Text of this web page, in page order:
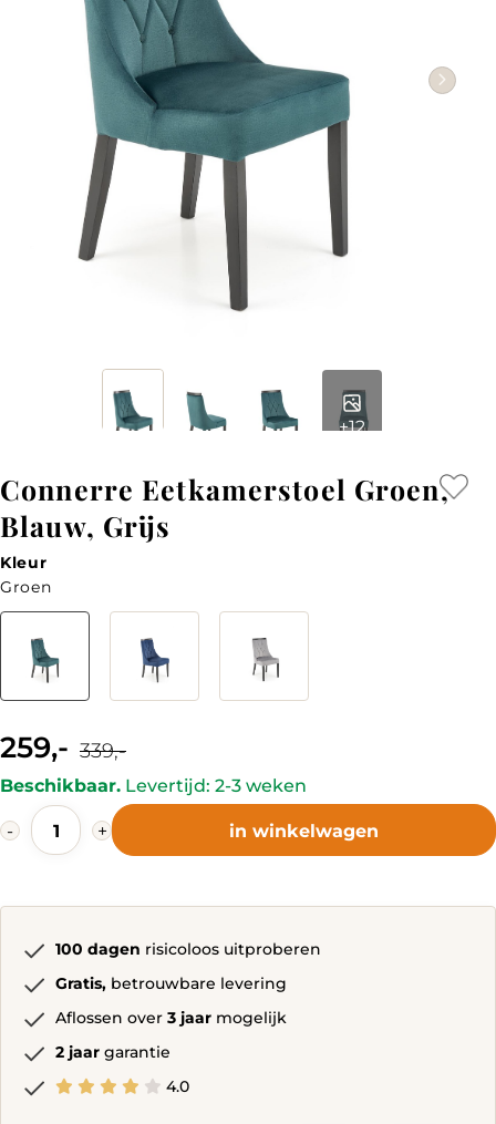
+12
Connerre Eetkamerstoel Groen,
Blauw, Grijs
Kleur
Groen
Kleur
259,- Current
price
is:
259,-.
339,-price
was:
339,-.
Beschikbaar. Levertijd: 2-3 weken
-
Connerre
Eetkamerstoel
Groen,
+ in winkelwagen
100 dagen risicoloos uitproberen
Gratis, betrouwbare levering
Aflossen over 3 jaar mogelijk
2 jaar garantie
4.0